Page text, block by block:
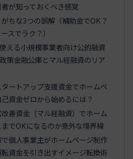
が知っておくべき感覚
ちな3つの誤解（補助金でOK？
スでラク？）
える小規模事業者向け公的融資
策金融公庫とマル経融資のリア
ートアップ支援資金でホームペ
資金ゼロから始めるには？
善資金（マル経融資）でホーム
でOKになるのか意外な境界線
個人事業主がホームページ制作
資金を引き出すイメージ転換術